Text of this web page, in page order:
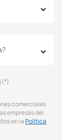
(*)
comerciales
empresas del
en laPolítica